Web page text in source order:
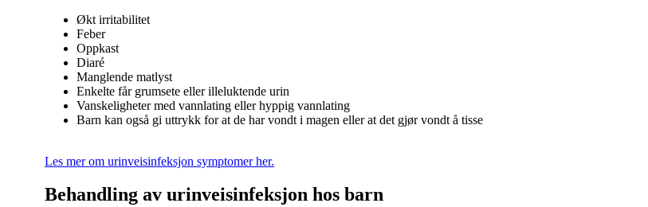
Økt irritabilitet
Feber
Oppkast
Diaré
Manglende matlyst
Enkelte får grumsete eller illeluktende urin
Vanskeligheter med vannlating eller hyppig vannlating
Barn kan også gi uttrykk for at de har vondt i magen eller at det gjør vondt å tisse
Les mer om urinveisinfeksjon symptomer her.
Behandling av urinveisinfeksjon hos barn